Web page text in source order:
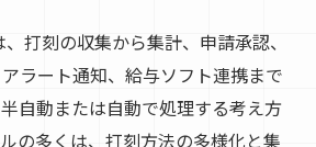
打刻の収集から集計、申請承認、
ラート通知、給与ソフト連携まで
自動または自動で処理する考え方
の多くは、打刻方法の多様化と集